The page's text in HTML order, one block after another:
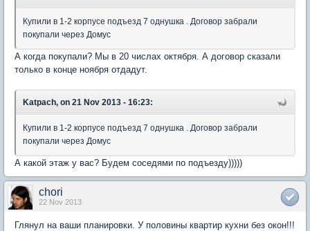
Купили в 1-2 корпусе подъезд 7 однушка . Договор забрали
покупали через Домус
А когда покупали? Мы в 20 числах октября. А договор сказали
только в конце ноября отдадут.
Katpach, on 21 Nov 2013 - 16:23:
Купили в 1-2 корпусе подъезд 7 однушка . Договор забрали
покупали через Домус
А какой этаж у вас? Будем соседями по подъезду)))))
chori
22 Nov 2013
Глянул на ваши планировки. У половины квартир кухни без окон!!!